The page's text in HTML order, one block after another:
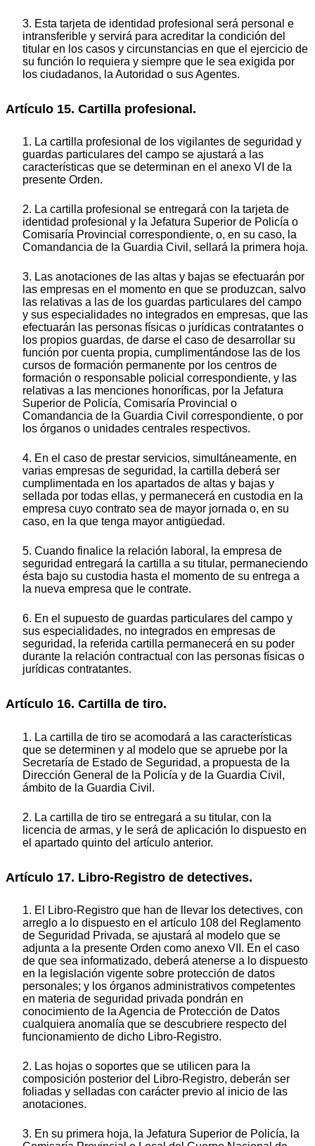
3. Esta tarjeta de identidad profesional será personal e
intransferible y servirá para acreditar la condición del
titular en los casos y circunstancias en que el ejercicio de
su función lo requiera y siempre que le sea exigida por
los ciudadanos, la Autoridad o sus Agentes.
Artículo 15. Cartilla profesional.
1. La cartilla profesional de los vigilantes de seguridad y
guardas particulares del campo se ajustará a las
características que se determinan en el anexo VI de la
presente Orden.
2. La cartilla profesional se entregará con la tarjeta de
identidad profesional y la Jefatura Superior de Policía o
Comisaría Provincial correspondiente, o, en su caso, la
Comandancia de la Guardia Civil, sellará la primera hoja.
3. Las anotaciones de las altas y bajas se efectuarán por
las empresas en el momento en que se produzcan, salvo
las relativas a las de los guardas particulares del campo
y sus especialidades no integrados en empresas, que las
efectuarán las personas físicas o jurídicas contratantes o
los propios guardas, de darse el caso de desarrollar su
función por cuenta propia, cumplimentándose las de los
cursos de formación permanente por los centros de
formación o responsable policial correspondiente, y las
relativas a las menciones honoríficas, por la Jefatura
Superior de Policía, Comisaría Provincial o
Comandancia de la Guardia Civil correspondiente, o por
los órganos o unidades centrales respectivos.
4. En el caso de prestar servicios, simultáneamente, en
varias empresas de seguridad, la cartilla deberá ser
cumplimentada en los apartados de altas y bajas y
sellada por todas ellas, y permanecerá en custodia en la
empresa cuyo contrato sea de mayor jornada o, en su
caso, en la que tenga mayor antigüedad.
5. Cuando finalice la relación laboral, la empresa de
seguridad entregará la cartilla a su titular, permaneciendo
ésta bajo su custodia hasta el momento de su entrega a
la nueva empresa que le contrate.
6. En el supuesto de guardas particulares del campo y
sus especialidades, no integrados en empresas de
seguridad, la referida cartilla permanecerá en su poder
durante la relación contractual con las personas físicas o
jurídicas contratantes.
Artículo 16. Cartilla de tiro.
1. La cartilla de tiro se acomodará a las características
que se determinen y al modelo que se apruebe por la
Secretaría de Estado de Seguridad, a propuesta de la
Dirección General de la Policía y de la Guardia Civil,
ámbito de la Guardia Civil.
2. La cartilla de tiro se entregará a su titular, con la
licencia de armas, y le será de aplicación lo dispuesto en
el apartado quinto del artículo anterior.
Artículo 17. Libro-Registro de detectives.
1. El Libro-Registro que han de llevar los detectives, con
arreglo a lo dispuesto en el artículo 108 del Reglamento
de Seguridad Privada, se ajustará al modelo que se
adjunta a la presente Orden como anexo VII. En el caso
de que sea informatizado, deberá atenerse a lo dispuesto
en la legislación vigente sobre protección de datos
personales; y los órganos administrativos competentes
en materia de seguridad privada pondrán en
conocimiento de la Agencia de Protección de Datos
cualquiera anomalía que se descubriere respecto del
funcionamiento de dicho Libro-Registro.
2. Las hojas o soportes que se utilicen para la
composición posterior del Libro-Registro, deberán ser
foliadas y selladas con carácter previo al inicio de las
anotaciones.
3. En su primera hoja, la Jefatura Superior de Policía, la